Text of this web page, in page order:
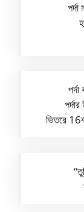
ভিতরে